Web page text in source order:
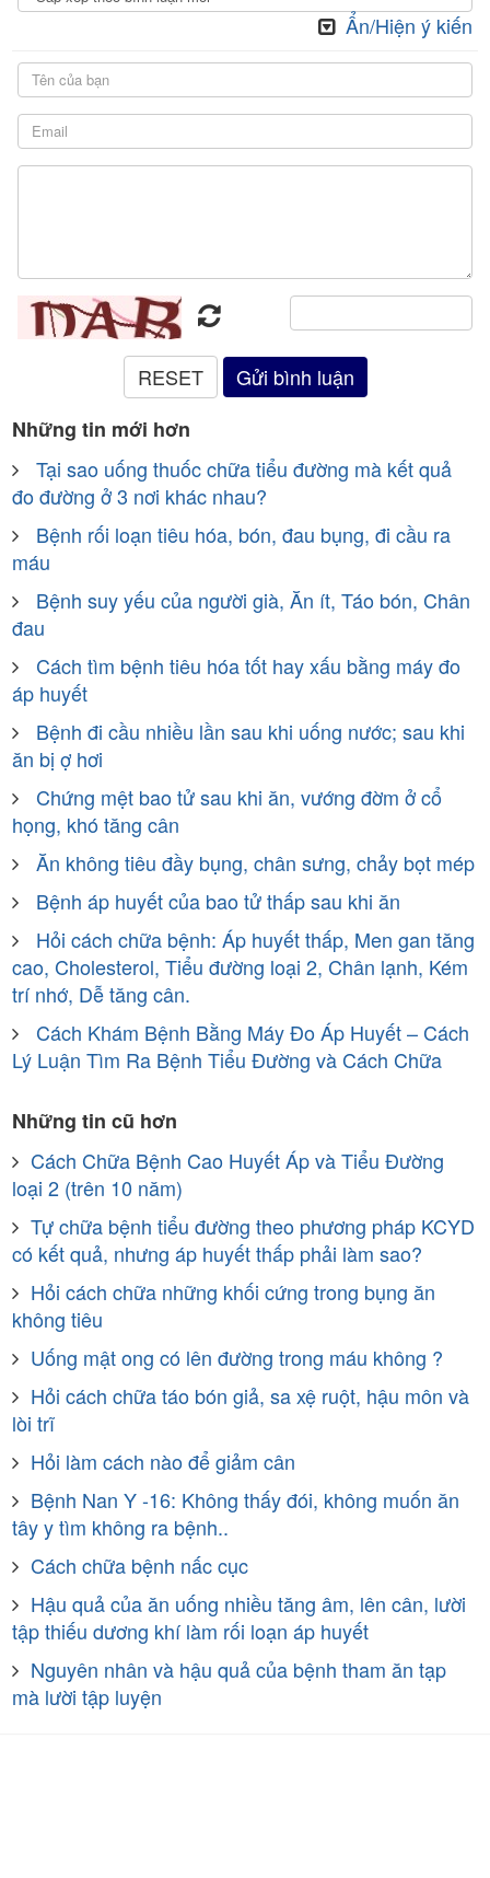
Ẩn/Hiện ý kiến
Những tin mới hơn
Tại sao uống thuốc chữa tiểu đường mà kết quả
đo đường ở 3 nơi khác nhau?
Bệnh rối loạn tiêu hóa, bón, đau bụng, đi cầu ra
máu
Bệnh suy yếu của người già, Ăn ít, Táo bón, Chân
đau
Cách tìm bệnh tiêu hóa tốt hay xấu bằng máy đo
áp huyết
Bệnh đi cầu nhiều lần sau khi uống nước; sau khi
ăn bị ợ hơi
Chứng mệt bao tử sau khi ăn, vướng đờm ở cổ
họng, khó tăng cân
Ăn không tiêu đầy bụng, chân sưng, chảy bọt mép
Bệnh áp huyết của bao tử thấp sau khi ăn
Hỏi cách chữa bệnh: Áp huyết thấp, Men gan tăng
cao, Cholesterol, Tiểu đường loại 2, Chân lạnh, Kém
trí nhớ, Dễ tăng cân.
Cách Khám Bệnh Bằng Máy Đo Áp Huyết – Cách
Lý Luận Tìm Ra Bệnh Tiểu Đường và Cách Chữa
Những tin cũ hơn
Cách Chữa Bệnh Cao Huyết Áp và Tiểu Đường
loại 2 (trên 10 năm)
Tự chữa bệnh tiểu đường theo phương pháp KCYD
có kết quả, nhưng áp huyết thấp phải làm sao?
Hỏi cách chữa những khối cứng trong bụng ăn
không tiêu
Uống mật ong có lên đường trong máu không ?
Hỏi cách chữa táo bón giả, sa xệ ruột, hậu môn và
lòi trĩ
Hỏi làm cách nào để giảm cân
Bệnh Nan Y -16: Không thấy đói, không muốn ăn
tây y tìm không ra bệnh..
Cách chữa bệnh nấc cục
Hậu quả của ăn uống nhiều tăng âm, lên cân, lười
tập thiếu dương khí làm rối loạn áp huyết
Nguyên nhân và hậu quả của bệnh tham ăn tạp
mà lười tập luyện